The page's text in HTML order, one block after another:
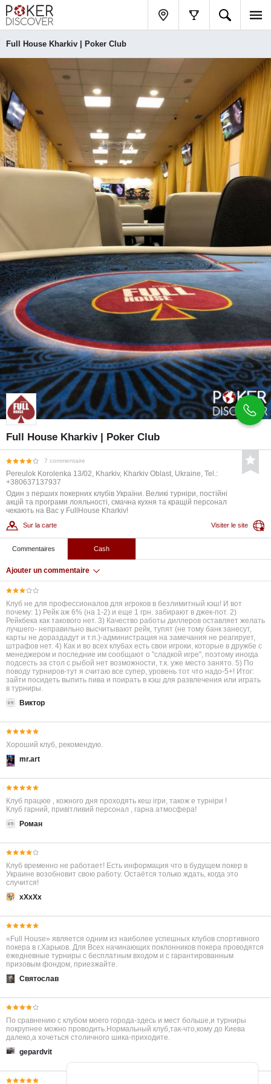
Full House Kharkiv | Poker Club
Full House Kharkiv | Poker Club
7 commentaire
Pereulok Korolenka 13/02, Kharkiv, Kharkiv Oblast, Ukraine, Tel.:
+380637137937
Один з перших покерних клубів України. Великі турніри, постійні
акцій та програми лояльності, смачна кухня та кращій персонал
чекають на Вас у FullHouse Kharkiv!
Sur la carte Visiter le site
Commentaires Cash
Ajouter un commentaire
Клуб не для профессионалов для игроков в безлимитный кэш! И вот
почему: 1) Рейк аж 6% (на 1-2) и еще 1 грн. забирают в джек-пот. 2)
Рейкбека как такового нет. 3) Качество работы диллеров оставляет желать
лучшего- неправильно высчитывают рейк, тупят (не тому банк занесут,
карты не дораздадут и т.п.)-администрация на замечания не реагирует,
штрафов нет. 4) Как и во всех клубах есть свои игроки, которые в дружбе с
менеджером и последние им сообщают о "сладкой игре", поэтому иногда
подсесть за стол с рыбой нет возможности, т.к. уже место занято. 5) По
поводу турниров-тут я считаю все супер, уровень тот что надо-5+! Итог:
зайти посидеть выпить пива и поирать в кэш для развлечения или играть
в турниры.
Виктор
Хороший клуб, рекомендую.
mr.art
Клуб працюе , кожного дня проходять кеш iгри, також е турнiри !
Клуб гарний, привiтливий персонал , гарна атмосфера!
Роман
Клуб временно не работает! Есть информация что в будущем покер в
Украине возобновит свою работу. Остаётся только ждать, когда это
случится!
xXxXx
«Full House» является одним из наиболее успешных клубов спортивного
покера в г.Харьков. Для Всех начинающих поклонников покера проводятся
ежедневные турниры с бесплатным входом и с гарантированным
призовым фондом, приезжайте.
Святослав
По сравнению с клубом моего города-здесь и мест больше,и турниры
покрупнее можно проводить.Нормальный клуб,так-что,кому до Киева
далеко,а хочеться столичного шика-приходите.
gepardvit